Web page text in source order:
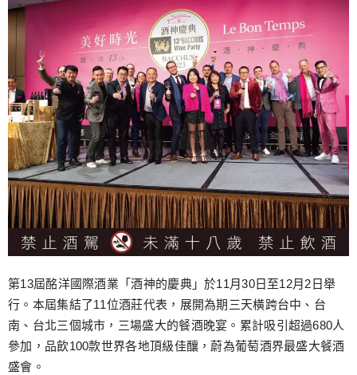
跳
至
內
容
第13屆酩洋國際酒業「酒神的慶典」於11月30日至12月2日舉
行。本屆集結了11位酒莊代表，展開為期三天橫跨台中、台
南、台北三個城市，三場盛大的餐酒晚宴。累計吸引超過680人
參加，品飲100款世界各地頂級佳釀，蔚為葡萄酒界最盛大餐酒
盛會。